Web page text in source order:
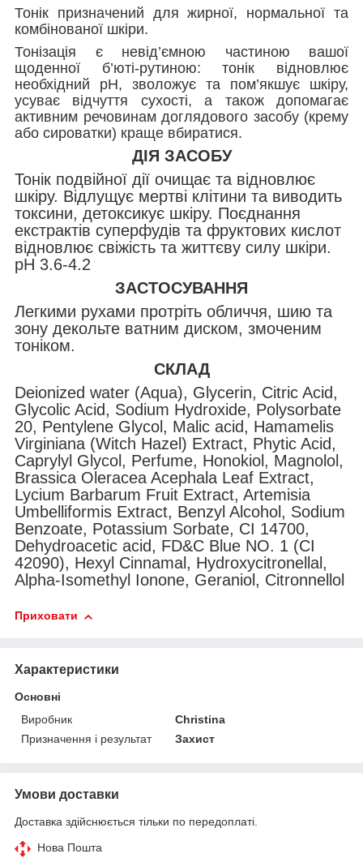
Тонік призначений для жирної, нормальної та
комбінованої шкіри.
Тонізація є невід’ємною частиною вашої
щоденної б’юті-рутиною: тонік відновлює
необхідний pH, зволожує та пом’якшує шкіру,
усуває відчуття сухості, а також допомагає
активним речовинам доглядового засобу (крему
або сироватки) краще вбиратися.
ДІЯ ЗАСОБУ
Тонік подвійної дії очищає та відновлює
шкіру. Відлущує мертві клітини та виводить
токсини, детоксикує шкіру. Поєднання
екстрактів суперфудів та фруктових кислот
відновлює свіжість та життєву силу шкіри.
pH 3.6-4.2
ЗАСТОСУВАННЯ
Легкими рухами протріть обличчя, шию та
зону декольте ватним диском, змоченим
тоніком.
СКЛАД
Deionized water (Aqua), Glycerin, Citric Acid,
Glycolic Acid, Sodium Hydroxide, Polysorbate
20, Pentylene Glycol, Malic acid, Hamamelis
Virginiana (Witch Hazel) Extract, Phytic Acid,
Caprylyl Glycol, Perfume, Honokiol, Magnolol,
Brassica Oleracea Acephala Leaf Extract,
Lycium Barbarum Fruit Extract, Artemisia
Umbelliformis Extract, Benzyl Alcohol, Sodium
Benzoate, Potassium Sorbate, CI 14700,
Dehydroacetic acid, FD&C Blue NO. 1 (CI
42090), Hexyl Cinnamal, Hydroxycitronellal,
Alpha-Isomethyl Ionone, Geraniol, Citronnellol
Приховати
Характеристики
Основні
Виробник
Christina
Призначення і результат
Захист
Умови доставки
Доставка здійснюється тільки по передоплаті.
Нова Пошта